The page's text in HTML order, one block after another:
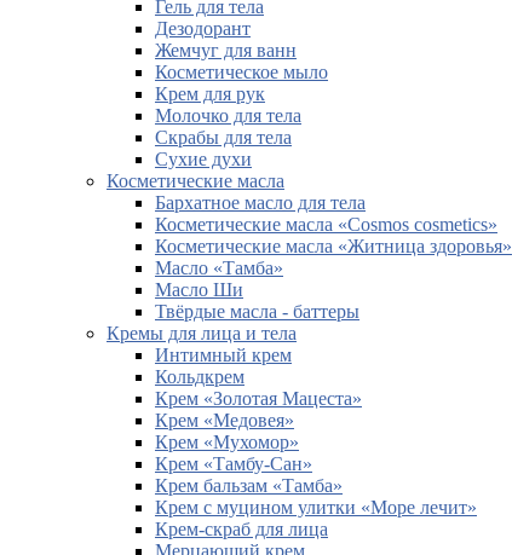
Гель для тела
Дезодорант
Жемчуг для ванн
Косметическое мыло
Крем для рук
Молочко для тела
Скрабы для тела
Сухие духи
Косметические масла
Бархатное масло для тела
Косметические масла «Cosmos cosmetics»
Косметические масла «Житница здоровья»
Масло «Тамба»
Масло Ши
Твёрдые масла - баттеры
Кремы для лица и тела
Интимный крем
Кольдкрем
Крем «Золотая Мацеста»
Крем «Медовея»
Крем «Мухомор»
Крем «Тамбу-Сан»
Крем бальзам «Тамба»
Крем с муцином улитки «Море лечит»
Крем-скраб для лица
Мерцающий крем